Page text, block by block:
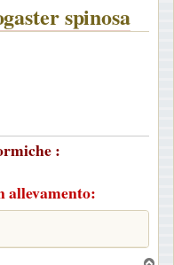
spinosa
:
allevamento: